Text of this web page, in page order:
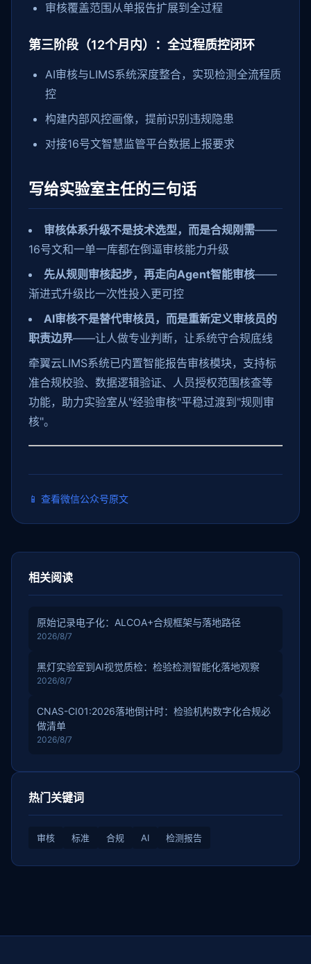
审核覆盖范围从单报告扩展到全过程
第三阶段（12个月内）：全过程质控闭环
AI审核与LIMS系统深度整合，实现检测全流程质
控
构建内部风控画像，提前识别违规隐患
对接16号文智慧监管平台数据上报要求
写给实验室主任的三句话
审核体系升级不是技术选型，而是合规刚需——
16号文和一单一库都在倒逼审核能力升级
先从规则审核起步，再走向Agent智能审核——
渐进式升级比一次性投入更可控
AI审核不是替代审核员，而是重新定义审核员的
职责边界——让人做专业判断，让系统守合规底线
牵翼云LIMS系统已内置智能报告审核模块，支持标
准合规校验、数据逻辑验证、人员授权范围核查等
功能，助力实验室从"经验审核"平稳过渡到"规则审
核"。
📱 查看微信公众号原文
相关阅读
原始记录电子化：ALCOA+合规框架与落地路径
2026/8/7
黑灯实验室到AI视觉质检：检验检测智能化落地观察
2026/8/7
CNAS-CI01:2026落地倒计时：检验机构数字化合规必
做清单
2026/8/7
热门关键词
审核 标准 合规 AI 检测报告